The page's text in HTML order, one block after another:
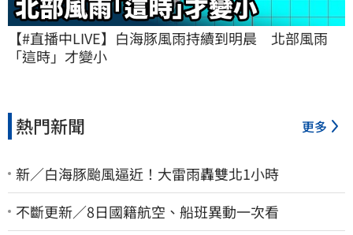
【#直播中LIVE】白海豚風雨持續到明晨　北部風雨
「這時」才變小
熱門新聞 更多
新／白海豚颱風逼近！大雷雨轟雙北1小時
不斷更新／8日國籍航空、船班異動一次看